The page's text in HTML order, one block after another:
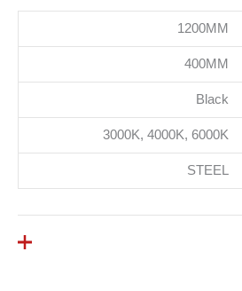
1200MM
400MM
Black
3000K, 4000K, 6000K
STEEL